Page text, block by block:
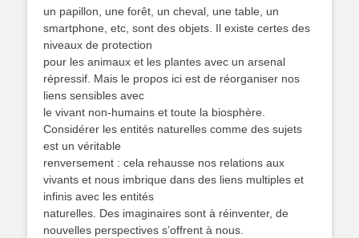
un papillon, une forêt, un cheval, une table, un
smartphone, etc, sont des objets. Il existe certes des
niveaux de protection
pour les animaux et les plantes avec un arsenal
répressif. Mais le propos ici est de réorganiser nos
liens sensibles avec
le vivant non-humains et toute la biosphère.
Considérer les entités naturelles comme des sujets
est un véritable
renversement : cela rehausse nos relations aux
vivants et nous imbrique dans des liens multiples et
infinis avec les entités
naturelles. Des imaginaires sont à réinventer, de
nouvelles perspectives s’offrent à nous.